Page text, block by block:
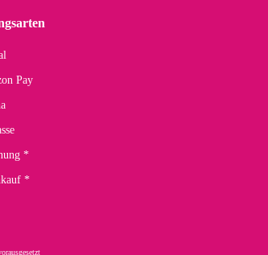
Pay
*
*